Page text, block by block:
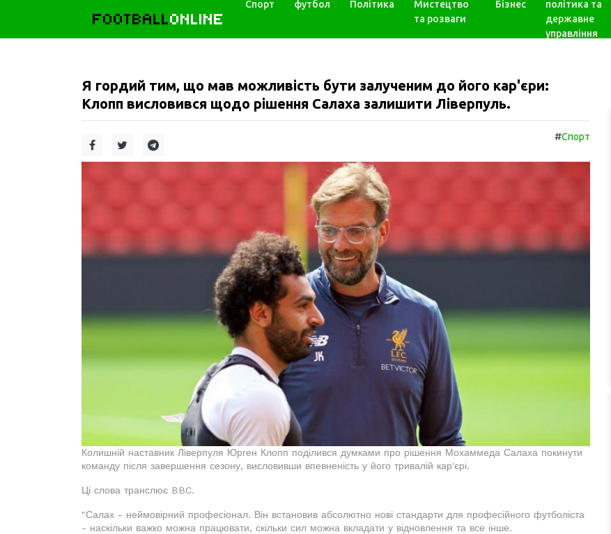
FOOTBALLONLINE
Спорт футбол Політика
Мистецтво
та розваги
Бізнес
політика та
державне
управління
Я гордий тим, що мав можливість бути залученим до його кар'єри:
Клопп висловився щодо рішення Салаха залишити Ліверпуль.
#Спорт
Колишній наставник Ліверпуля Юрген Клопп поділився думками про рішення Мохаммеда Салаха покинути
команду після завершення сезону, висловивши впевненість у його тривалій кар'єрі.
Ці слова транслює BBC.
"Салах - неймовірний професіонал. Він встановив абсолютно нові стандарти для професійного футболіста
- наскільки важко можна працювати, скільки сил можна вкладати у відновлення та все інше.